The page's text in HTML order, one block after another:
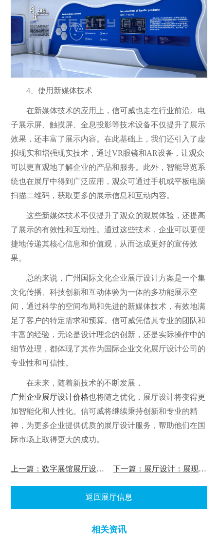
4、使用新媒体技术
在新媒体技术的应用上，信可威也走在行业前沿。电
子展示屏、触摸屏、全息投影等技术设备不仅提升了展示
效果，还丰富了展示内容。在此基础上，我们还引入了虚
拟现实和增强现实技术，通过VR眼镜和AR设备，让观众
可以更直观地了解企业的产品和服务。此外，智能导览系
统也在展厅中得到广泛应用，观众可通过手机或平板电脑
扫描二维码，获取更多的展示信息和互动内容。
这些新媒体技术不仅提升了观众的观展体验，还提高
了展示的有效性和互动性。通过这些技术，企业可以更便
捷地传递其核心信息和价值观，从而达成更好的宣传效
果。
总的来说，广州国际文化企业展厅设计方案是一个集
文化传播、科技创新和互动体验为一体的多功能展示空
间，通过科学的空间布局和先进的新媒体技术，有效地满
足了客户的特定需求和预算。信可威凭借其专业的团队和
丰富的经验，无论是设计理念的创新，还是实际操作中的
细节处理，都体现了其作为国际企业文化展厅设计公司的
专业性和可信性。
在未来，随着新技术的不断发展，
广州企业展厅设计价格也将随之优化，展厅设计将变得更
加智能化和人性化。信可威将继续秉持创新和专业的精
神，为更多企业提供优质的展厅设计服务，帮助他们在国
际市场上取得更大的成功。
上一篇：数字展馆展厅设计搭建和价格 下一篇：展厅设计：展现企业风采的舞台
返回展厅信息
相关资讯